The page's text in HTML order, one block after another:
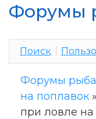
Форумы
Поиск
Форумы
на поплавок »
при ловле на